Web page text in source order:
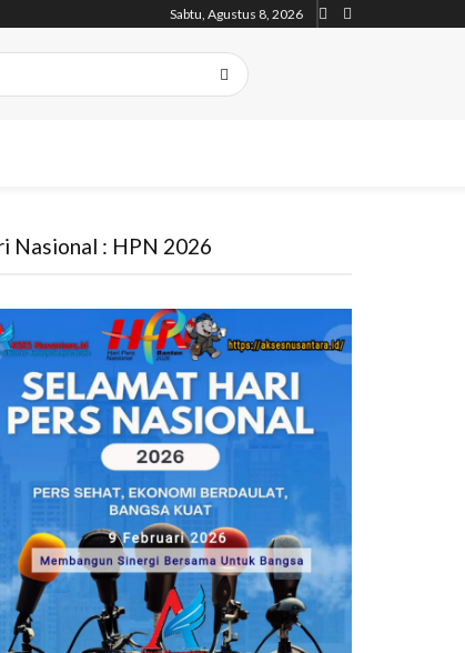
Sabtu, Agustus 8, 2026
Nasional : HPN 2026